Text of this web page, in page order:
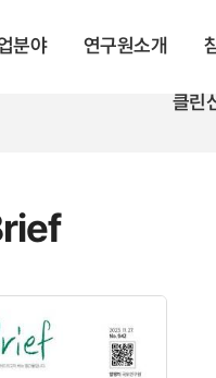
분야 연구원소개
클린